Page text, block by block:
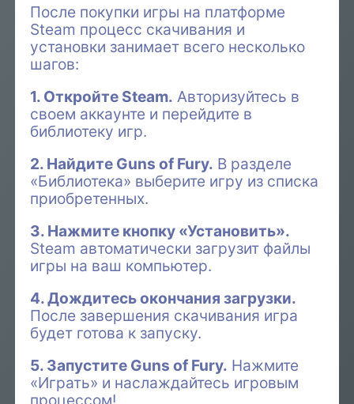
После покупки игры на платформе
Steam процесс скачивания и
установки занимает всего несколько
шагов:
1. Откройте Steam. Авторизуйтесь в
своем аккаунте и перейдите в
библиотеку игр.
2. Найдите Guns of Fury. В разделе
«Библиотека» выберите игру из списка
приобретенных.
3. Нажмите кнопку «Установить».
Steam автоматически загрузит файлы
игры на ваш компьютер.
4. Дождитесь окончания загрузки.
После завершения скачивания игра
будет готова к запуску.
5. Запустите Guns of Fury. Нажмите
«Играть» и наслаждайтесь игровым
процессом!